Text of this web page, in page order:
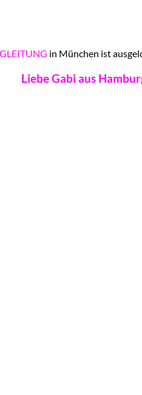
in München ist
Liebe Gabi aus